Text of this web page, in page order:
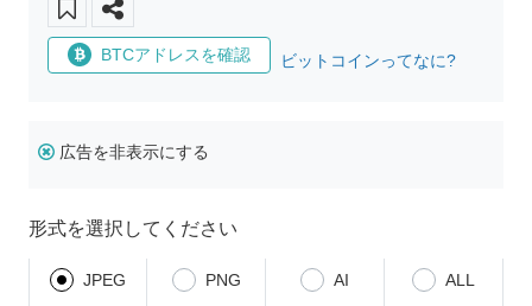
BTCアドレスを確認 ビットコインってなに?
広告を非表示にする
形式を選択してください
JPEG PNG AI ALL